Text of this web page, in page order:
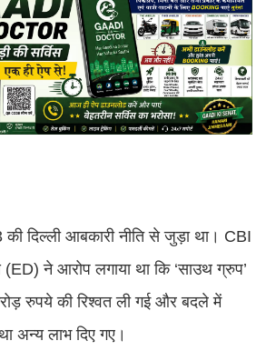
दिल्ली आबकारी नीति से जुड़ा था। CBI
ने आरोप लगाया था कि ‘साउथ ग्रुप’
रुपये की रिश्वत ली गई और बदले में
अन्य लाभ दिए गए।